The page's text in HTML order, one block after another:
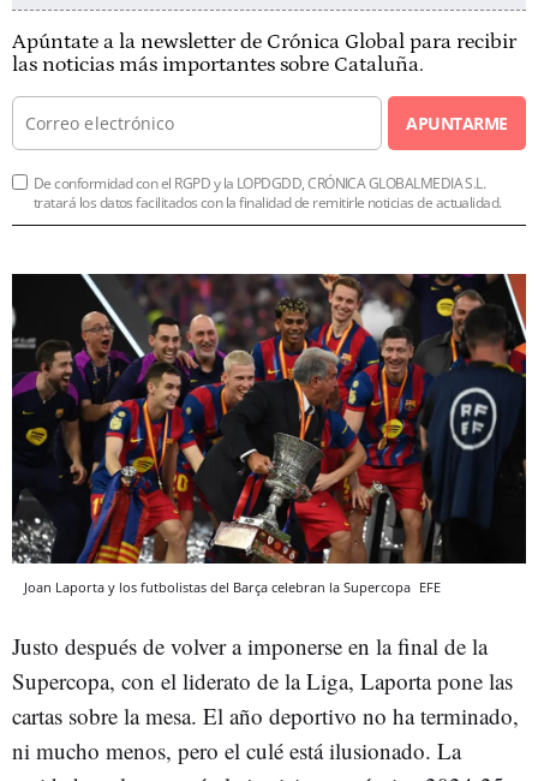
Apúntate a la newsletter de Crónica Global para recibir
las noticias más importantes sobre Cataluña.
APUNTARME
De conformidad con el RGPD y la LOPDGDD, CRÓNICA GLOBALMEDIA S.L.
tratará los datos facilitados con la finalidad de remitirle noticias de actualidad.
Joan Laporta y los futbolistas del Barça celebran la Supercopa EFE
Justo después de volver a imponerse en la final de la
Supercopa, con el liderato de la Liga, Laporta pone las
cartas sobre la mesa. El año deportivo no ha terminado,
ni mucho menos, pero el culé está ilusionado. La